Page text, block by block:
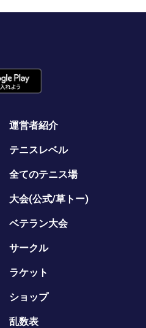
運営者紹介
テニスレベル
全てのテニス場
大会(公式/草トー)
ベテラン大会
サークル
ラケット
ショップ
乱数表